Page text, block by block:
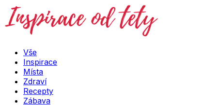
Vše
Inspirace
Místa
Zdraví
Recepty
Zábava